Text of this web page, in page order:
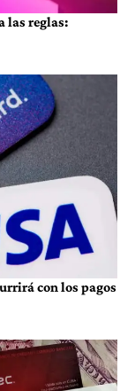
las reglas:
con los pagos